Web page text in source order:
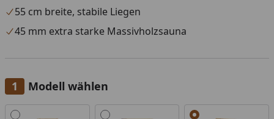
55 cm breite, stabile Liegen
45 mm extra starke Massivholzsauna
Modell wählen
Alle anzeigen (3)